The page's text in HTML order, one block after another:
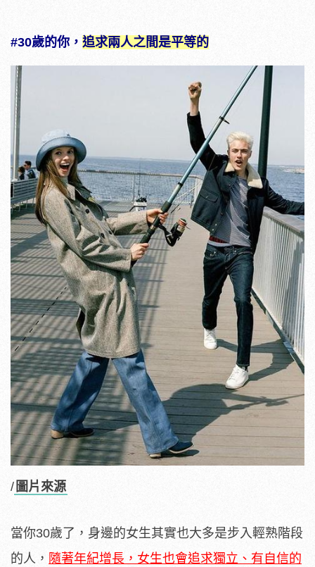
#30歲的你， 追求兩人之間是平等的
/ 圖片來源
當你30歲了，身邊的女生其實也大多是步入輕熟階段
的人， 隨著年紀增長，女生也會追求獨立、有自信的